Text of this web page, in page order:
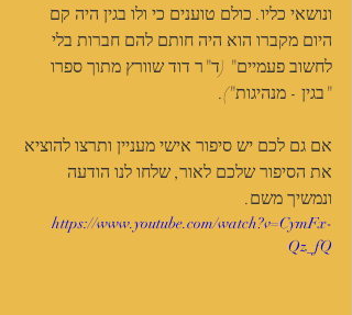
ונושאי כליו. כולם טוענים כי ולו בגין היה קם
היום מקברו הוא היה חותם להם חברות בלי
לחשוב פעמיים" (ד"ר דוד שוורץ מתוך ספרו
"בגין - מנהיגות").
אם גם לכם יש סיפור אישי מעניין ותרצו להוציא
את הסיפור שלכם לאור, שלחו לנו הודעה
ונמשיך משם.
https://www.youtube.com/watch?v=CymFx-
Qz_fQ